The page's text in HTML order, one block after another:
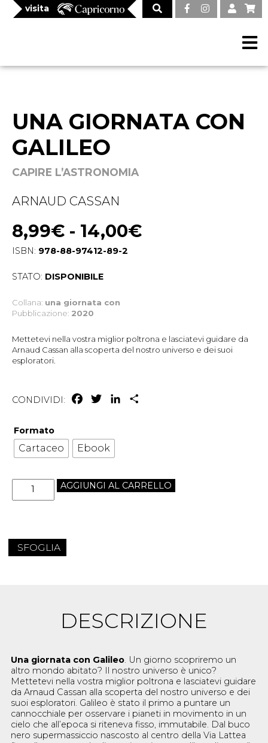
visita
UNA GIORNATA CON
GALILEO
CAPIRE L’ASTRONOMIA
ARNAUD CASSAN
8,99€ - 14,00€
ISBN: 978-88-97412-89-2
STATO: DISPONIBILE
Collana: una giornata con
Pubblicazione: 2020
Mettetevi nella vostra miglior poltrona e lasciatevi guidare da
Arnaud Cassan alla scoperta del nostro universo e dei suoi
esploratori.
CONDIVIDI: Facebook
TwitterLinkedIn
Formato
Cartaceo Ebook
AGGIUNGI AL CARRELLO
SFOGLIA
DESCRIZIONE
Una giornata con Galileo. Un giorno scopriremo un
altro mondo abitato? Il nostro universo è unico?
Mettetevi nella vostra miglior poltrona e lasciatevi guidare
da Arnaud Cassan alla scoperta del nostro universo e dei
suoi esploratori. Galileo è stato il primo a puntare un
cannocchiale per osservare i pianeti in movimento in un
cielo che all’epoca si riteneva fisso, immutabile. Dal buco
nero supermassiccio nascosto al centro della Via Lattea